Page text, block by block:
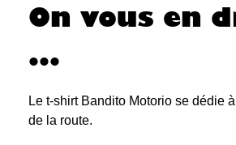
On vous en
...
Le t-shirt Bandito Motorio se dédie
de la route.